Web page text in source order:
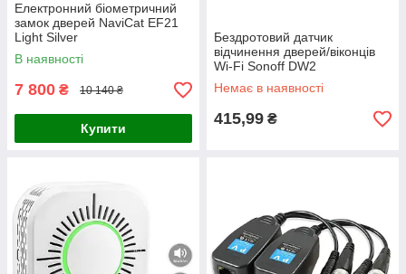
Електронний біометричний
замок дверей NaviCat EF21
Light Silver
В наявності
7 800 ₴ 10 140 ₴
Купити
Бездротовий датчик
відчинення дверей/віконців
Wi-Fi Sonoff DW2
Немає в наявності
415,99 ₴